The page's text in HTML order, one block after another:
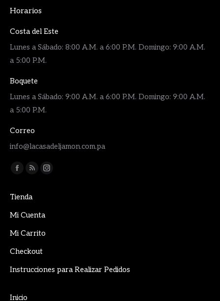
Horarios
Costa del Este
Lunes a Sábado: 8:00 A.M. a 6:00 P.M. Domingo: 9:00 A.M.
a 5:00 P.M.
Boquete
Lunes a Sábado: 9:00 A.M. a 6:00 P.M. Domingo: 9:00 A.M.
a 5:00 P.M.
Correo
info@lacasadeljamon.com.pa
Encuéntranos en:
Facebook
opens
in
window
Rss
opens
in
window
Instagram
Tienda
Mi Cuenta
Mi Carrito
Checkout
Instrucciones para Realizar Pedidos
Inicio